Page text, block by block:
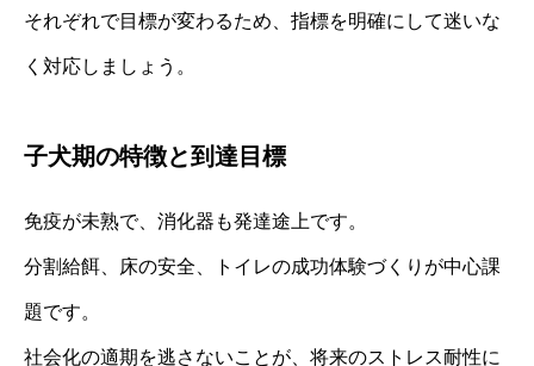
それぞれで目標が変わるため、指標を明確にして迷いな
く対応しましょう。
子犬期の特徴と到達目標
免疫が未熟で、消化器も発達途上です。
分割給餌、床の安全、トイレの成功体験づくりが中心課
題です。
社会化の適期を逃さないことが、将来のストレス耐性に